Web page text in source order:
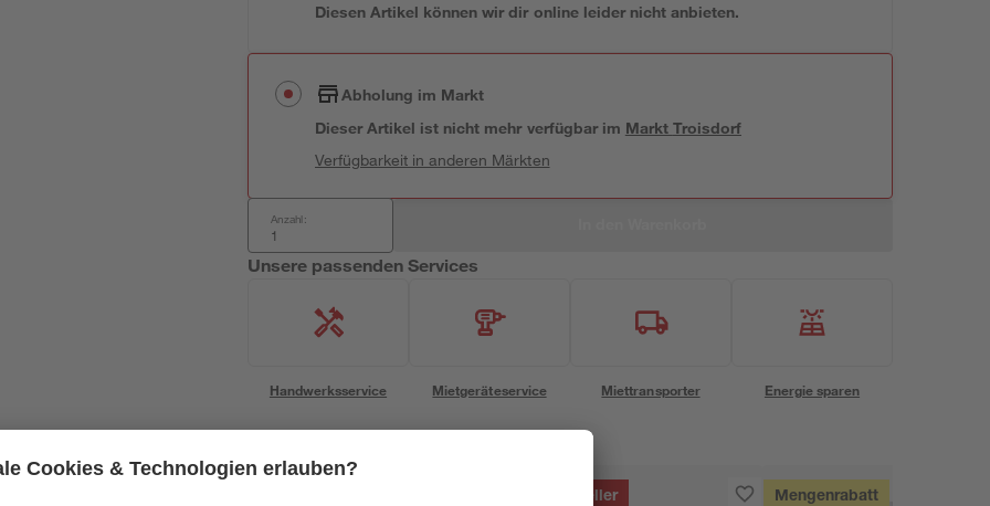
Diesen Artikel können wir dir online leider nicht anbieten.
Abholung im Markt
Dieser Artikel ist nicht mehr verfügbar im Markt Troisdorf
Verfügbarkeit in anderen Märkten
Anzahl:
Unsere passenden Services
Handwerksservice Mietgeräteservice Miettransporter Energie sparen
Bestseller Mengenrabatt